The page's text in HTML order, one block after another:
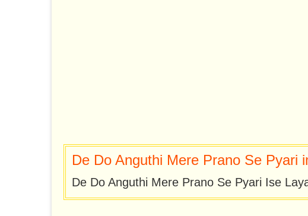
De Do Anguthi Mere Prano Se Pyari
De Do Anguthi Mere Prano Se Pyari Ise